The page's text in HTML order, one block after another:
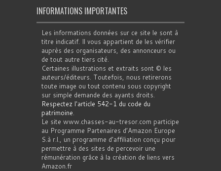
INFORMATIONS IMPORTANTES
Les informations données sur ce site le sont à
titre indicatif. Il vous appartient de les vérifier
auprès des organisateurs, des annonceurs ou
de tout autre tiers cité.
Certaines illustrations et extraits sont © les
auteurs/éditeurs. Toutefois, nous retirerons
toute image ou tout contenu sous copyright
sur simple demande des ayants droits.
Respectez l'article 542-1 du code du
patrimoine.
Le site www.chasses-au-tresor.com participe
au Programme Partenaires d’Amazon Europe
S.à r.l., un programme d’affiliation conçu pour
permettre à des sites de percevoir une
rémunération grâce à la création de liens vers
Amazon.fr